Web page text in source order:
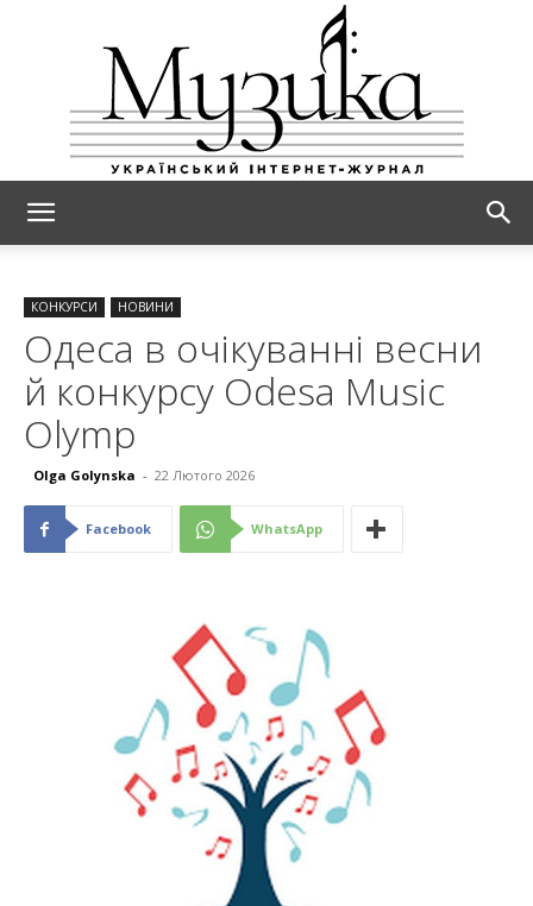
КОНКУРСИ НОВИНИ
Одеса в очікуванні весни
й конкурсу Odesa Music
Olymp
Olga Golynska - 22 Лютого 2026
Facebook WhatsApp